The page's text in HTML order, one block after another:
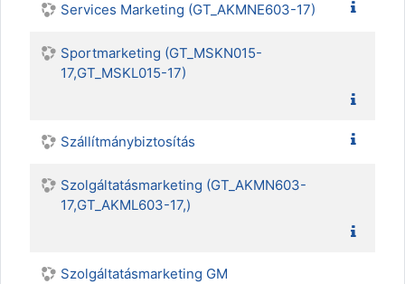
Services Marketing (GT_AKMNE603-17)
Sportmarketing (GT_MSKN015-
17,GT_MSKL015-17)
Szállítmánybiztosítás
Szolgáltatásmarketing (GT_AKMN603-
17,GT_AKML603-17,)
Szolgáltatásmarketing GM